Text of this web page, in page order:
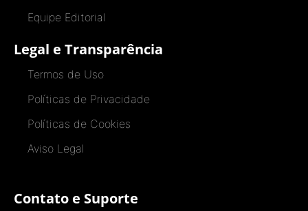
Equipe Editorial
Legal e Transparência
Termos de Uso
Políticas de Privacidade
Políticas de Cookies
Aviso Legal
Contato e Suporte